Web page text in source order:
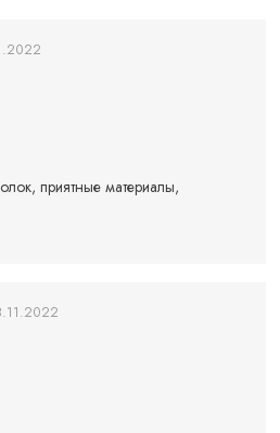
приятные материалы,